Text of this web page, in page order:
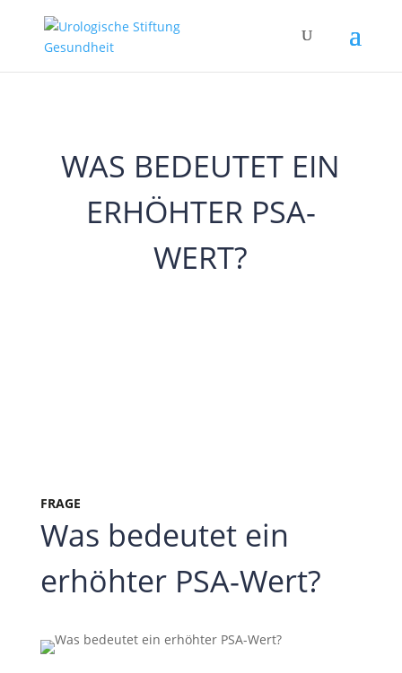
WAS BEDEUTET EIN
ERHÖHTER PSA-
WERT?
FRAGE
Was bedeutet ein
erhöhter PSA-Wert?